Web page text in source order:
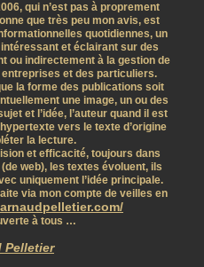
qui n’est pas à proprement
que très peu mon avis, est
quotidiennes, un
et éclairant sur des
ou indirectement à la gestion de
entreprises et des particuliers.
la forme des publications soit
une image, un ou des
et l’idée, l’auteur quand il est
vers le texte d’origine
la lecture.
et efficacité, toujours dans
(de web), les textes évoluent, ils
uniquement l’idée principale.
via mon compte de veilles en
à tous …
Pelletier